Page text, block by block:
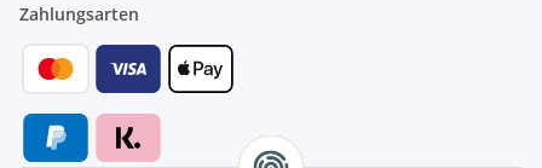
Zahlungsarten